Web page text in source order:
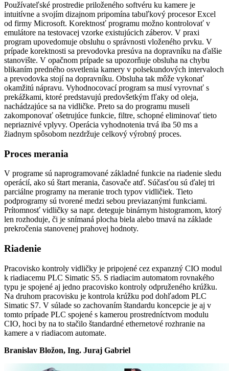
Používateľské prostredie priloženého softvéru ku kamere je
intuitívne a svojím dizajnom pripomína tabuľkový procesor Excel
od firmy Microsoft. Korektnosť programu možno kontrolovať v
emulátore na testovacej vzorke existujúcich záberov. V praxi
program upovedomuje obsluhu o správnosti vloženého prvku. V
prípade korektnosti sa prevodovka presúva na dopravníku na ďalšie
stanovište. V opačnom prípade sa upozorňuje obsluha na chybu
blikaním predného osvetlenia kamery v polsekundových intervaloch
a prevodovka stojí na dopravníku. Obsluha tak môže vykonať
okamžitú nápravu. Vyhodnocovací program sa musí vyrovnať s
prekážkami, ktoré predstavujú predovšetkým fľaky od oleja,
nachádzajúce sa na vidličke. Preto sa do programu museli
zakomponovať ošetrujúce funkcie, filtre, schopné eliminovať tieto
nepriaznivé vplyvy. Operácia vyhodnotenia trvá iba 50 ms a
žiadnym spôsobom nezdržuje celkový výrobný proces.
Proces merania
V programe sú naprogramované základné funkcie na riadenie sledu
operácií, ako sú štart merania, časovače atď. Súčasťou sú ďalej tri
parciálne programy na meranie troch typov vidličiek. Tieto
podprogramy sú tvorené medzi sebou previazanými funkciami.
Prítomnosť vidličky sa napr. deteguje binárnym histogramom, ktorý
len rozhoduje, či je snímaná plocha biela alebo tmavá na základe
prekročenia stanovenej prahovej hodnoty.
Riadenie
Pracovisko kontroly vidličky je pripojené cez expanzný CIO modul
k riadiacemu PLC Simatic S5. S riadiacim automatom rovnakého
typu je spojené aj jedno pracovisko kontroly odpruženého krúžku.
Na druhom pracovisku je kontrola krúžku pod dohľadom PLC
Simatic S7. V súlade so zachovaním štandardu koncepcie je aj v
tomto prípade PLC spojené s kamerou prostredníctvom modulu
CIO, hoci by na to stačilo štandardné ethernetové rozhranie na
kamere a v riadiacom automate.
Branislav Bložon, Ing. Juraj Gabriel